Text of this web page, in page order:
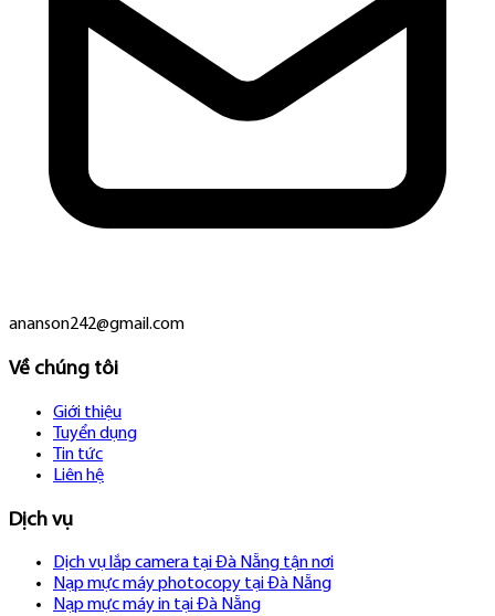
ananson242@gmail.com
Về chúng tôi
Giới thiệu
Tuyển dụng
Tin tức
Liên hệ
Dịch vụ
Dịch vụ lắp camera tại Đà Nẵng tận nơi
Nạp mực máy photocopy tại Đà Nẵng
Nạp mực máy in tại Đà Nẵng